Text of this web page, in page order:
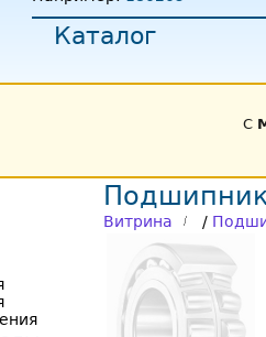
Каталог
С
Витрина /